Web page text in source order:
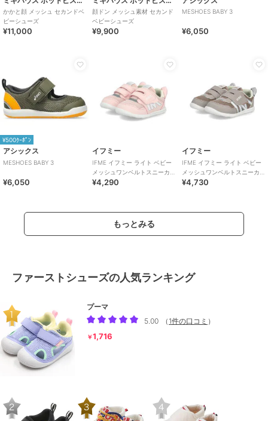
かかと顔 メッシュ セカンドベ
ビーシューズ
¥11,000
顔ドン メッシュ素材 セカンド
ベビーシューズ
¥9,900
MESHOES BABY 3
¥6,050
¥500ｸｰﾎﾟﾝ
アシックス
MESHOES BABY 3
¥6,050
イフミー
IFME イフミー ライト ベビー
メッシュワンベルトスニーカ
ー【軽量】
¥4,290
イフミー
IFME イフミー ライト ベビー
メッシュワンベルトスニーカ
ー【軽量】
¥4,730
もっとみる
ファーストシューズの人気ランキング
プーマ
5.00
（ 1件の口コミ ）
￥1,716